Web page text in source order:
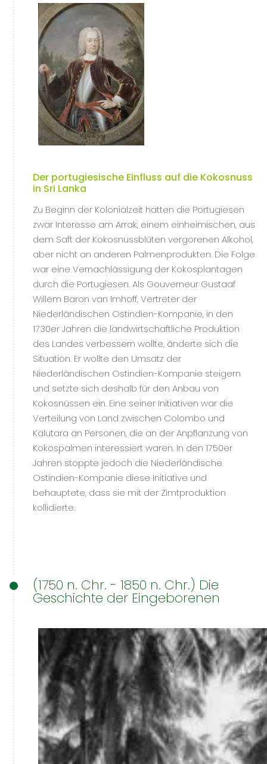
Der portugiesische Einfluss auf die Kokosnuss
in Sri Lanka
Zu Beginn der Kolonialzeit hatten die Portugiesen
zwar Interesse am Arrak, einem einheimischen, aus
dem Saft der Kokosnussblüten vergorenen Alkohol,
aber nicht an anderen Palmenprodukten. Die Folge
war eine Vernachlässigung der Kokosplantagen
durch die Portugiesen. Als Gouverneur Gustaaf
Willem Baron van Imhoff, Vertreter der
Niederländischen Ostindien-Kompanie, in den
1730er Jahren die landwirtschaftliche Produktion
des Landes verbessern wollte, änderte sich die
Situation. Er wollte den Umsatz der
Niederländischen Ostindien-Kompanie steigern
und setzte sich deshalb für den Anbau von
Kokosnüssen ein. Eine seiner Initiativen war die
Verteilung von Land zwischen Colombo und
Kalutara an Personen, die an der Anpflanzung von
Kokospalmen interessiert waren. In den 1750er
Jahren stoppte jedoch die Niederländische
Ostindien-Kompanie diese Initiative und
behauptete, dass sie mit der Zimtproduktion
kollidierte.
(1750 n. Chr. - 1850 n. Chr.) Die
Geschichte der Eingeborenen